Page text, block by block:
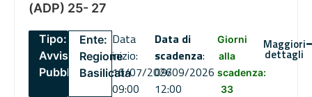
(ADP) 25- 27
Tipo:
Avviso
Pubblico
Ente:
Regione
Basilicata
Data
inizio:
16/07/2026
09:00
Data di
scadenza:
09/09/2026
12:00
Giorni
alla
scadenza:
33
Maggiori
dettagli